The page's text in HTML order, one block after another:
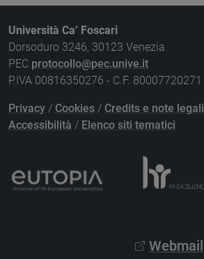
Università Ca’ Foscari
Dorsoduro 3246, 30123 Venezia
PEC protocollo@pec.unive.it
P.IVA 00816350276 - C.F. 80007720271
Privacy / Cookies / Credits e note legali
Accessibilità / Elenco siti tematici
Webmail